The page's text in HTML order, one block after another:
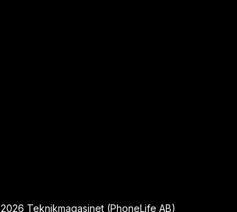
2026 Teknikmagasinet (PhoneLife AB)